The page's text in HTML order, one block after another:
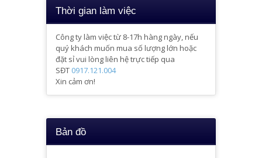
Thời gian làm việc
Công ty làm việc từ 8-17h hàng ngày, nếu
quý khách muốn mua số lượng lớn hoặc
đặt sỉ vui lòng liên hệ trực tiếp qua
SĐT 0917.121.004
Xin cảm ơn!
Bản đồ